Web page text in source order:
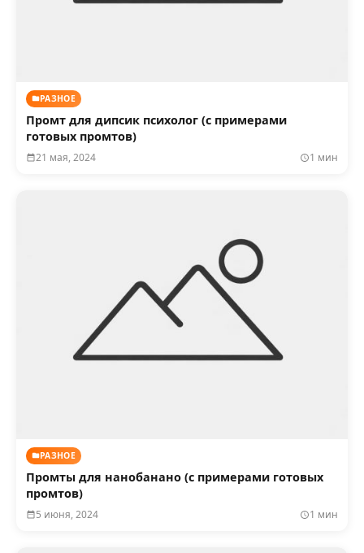
РАЗНОЕ
Промт для дипсик психолог (с примерами
готовых промтов)
21 мая, 2024 1 мин
РАЗНОЕ
Промты для нанобанано (с примерами готовых
промтов)
5 июня, 2024 1 мин